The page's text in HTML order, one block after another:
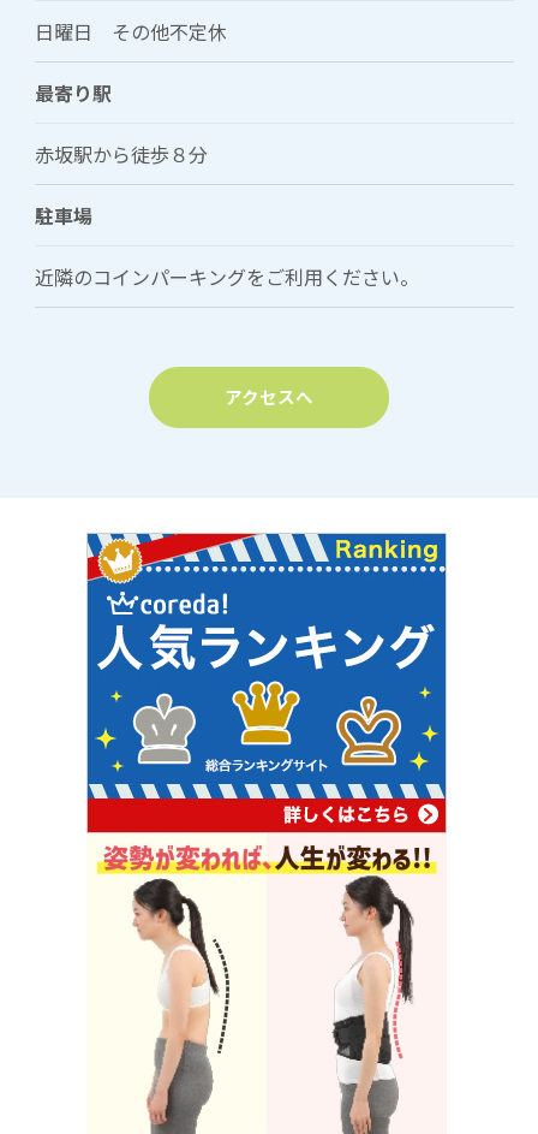
日曜日 その他不定休
最寄り駅
赤坂駅から徒歩８分
駐車場
近隣のコインパーキングをご利用ください。
アクセスへ